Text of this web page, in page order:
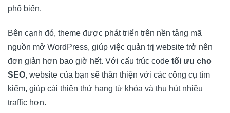
phổ biến.
Bên cạnh đó, theme được phát triển trên nền tảng mã
nguồn mở WordPress, giúp việc quản trị website trở nên
đơn giản hơn bao giờ hết. Với cấu trúc code tối ưu cho
SEO, website của bạn sẽ thân thiện với các công cụ tìm
kiếm, giúp cải thiện thứ hạng từ khóa và thu hút nhiều
traffic hơn.